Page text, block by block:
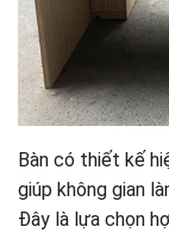
Bàn có thiết kế
giúp không gian
Đây là lựa chọn